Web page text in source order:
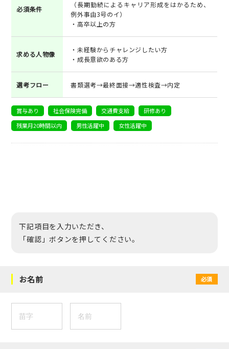
必須条件
（長期勤続によるキャリア形成をはかるため、
例外事由3号のイ）
・高卒以上の方
求める人物像
・未経験からチャレンジしたい方
・成長意欲のある方
選考フロー 書類選考→最終面接→適性検査→内定
賞与あり 社会保険完備 交通費支給
研修あり
残業月20時間以内
男性活躍中 女性活躍中
下記項目を入力いただき、
「確認」ボタンを押してください。
お名前 必須